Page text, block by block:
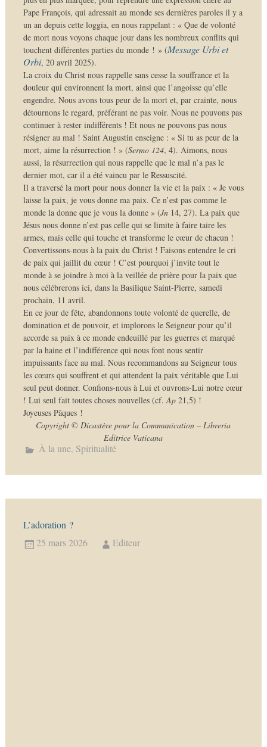
Pape François, qui adressait au monde ses dernières paroles il y a
un an depuis cette loggia, en nous rappelant : « Que de volonté
de mort nous voyons chaque jour dans les nombreux conflits qui
touchent différentes parties du monde ! » (Message Urbi et
Orbi, 20 avril 2025).
La croix du Christ nous rappelle sans cesse la souffrance et la
douleur qui environnent la mort, ainsi que l’angoisse qu’elle
engendre. Nous avons tous peur de la mort et, par crainte, nous
détournons le regard, préférant ne pas voir. Nous ne pouvons pas
continuer à rester indifférents ! Et nous ne pouvons pas nous
résigner au mal ! Saint Augustin enseigne : « Si tu as peur de la
mort, aime la résurrection ! » (Sermo 124, 4). Aimons, nous
aussi, la résurrection qui nous rappelle que le mal n’a pas le
dernier mot, car il a été vaincu par le Ressuscité.
Il a traversé la mort pour nous donner la vie et la paix : « Je vous
laisse la paix, je vous donne ma paix. Ce n’est pas comme le
monde la donne que je vous la donne » (Jn14, 27). La paix que
Jésus nous donne n’est pas celle qui se limite à faire taire les
armes, mais celle qui touche et transforme le cœur de chacun !
Convertissons-nous à la paix du Christ ! Faisons entendre le cri
de paix qui jaillit du cœur ! C’est pourquoi j’invite tout le
monde à se joindre à moi à la veillée de prière pour la paix que
nous célébrerons ici, dans la Basilique Saint-Pierre, samedi
prochain, 11 avril.
En ce jour de fête, abandonnons toute volonté de querelle, de
domination et de pouvoir, et implorons le Seigneur pour qu’il
accorde sa paix à ce monde endeuillé par les guerres et marqué
par la haine et l’indifférence qui nous font nous sentir
impuissants face au mal. Nous recommandons au Seigneur tous
les cœurs qui souffrent et qui attendent la paix véritable que Lui
seul peut donner. Confions-nous à Lui et ouvrons-Lui notre cœur
! Lui seul fait toutes choses nouvelles (cf.Ap21,5) !
Joyeuses Pâques !
Copyright © Dicastère pour la Communication – Libreria
Editrice Vaticana
À la une, Spiritualité
L’adoration ?
25 mars 2026
Editeur